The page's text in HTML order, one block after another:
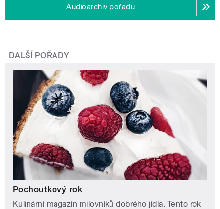
Audioarchiv pořadu
DALŠÍ POŘADY
Pochoutkový rok
Kulinární magazín milovníků dobrého jídla. Tento rok